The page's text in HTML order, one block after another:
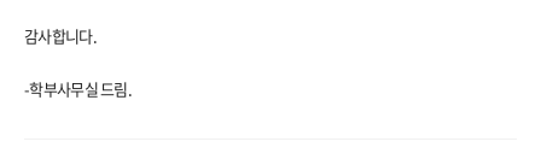
감사합니다.
-학부사무실 드림.